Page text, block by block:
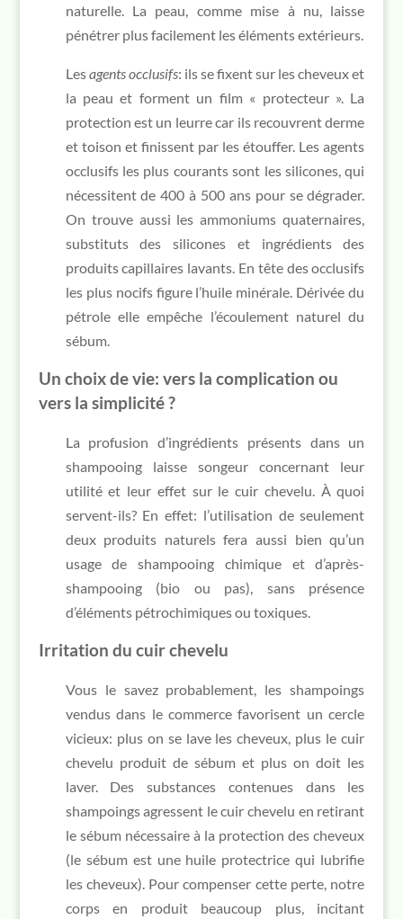
naturelle. La peau, comme mise à nu, laisse
pénétrer plus facilement les éléments extérieurs.
Lesagents occlusifs: ils se fixent sur les cheveux et
la peau et forment un film « protecteur ». La
protection est un leurre car ils recouvrent derme
et toison et finissent par les étouffer. Les agents
occlusifs les plus courants sont les silicones, qui
nécessitent de 400 à 500 ans pour se dégrader.
On trouve aussi les ammoniums quaternaires,
substituts des silicones et ingrédients des
produits capillaires lavants. En tête des occlusifs
les plus nocifs figure l’huile minérale. Dérivée du
pétrole elle empêche l’écoulement naturel du
sébum.
Un choix de vie: vers la complication ou
vers la simplicité ?
La profusion d’ingrédients présents dans un
shampooing laisse songeur concernant leur
utilité et leur effet sur le cuir chevelu. À quoi
servent-ils? En effet: l’utilisation de seulement
deux produits naturels fera aussi bien qu’un
usage de shampooing chimique et d’après-
shampooing (bio ou pas), sans présence
d’éléments pétrochimiques ou toxiques.
Irritation du cuir chevelu
Vous le savez probablement, les shampoings
vendus dans le commerce favorisent un cercle
vicieux: plus on se lave les cheveux, plus le cuir
chevelu produit de sébum et plus on doit les
laver. Des substances contenues dans les
shampoings agressent le cuir chevelu en retirant
le sébum nécessaire à la protection des cheveux
(le sébum est une huile protectrice qui lubrifie
les cheveux). Pour compenser cette perte, notre
corps en produit beaucoup plus, incitant